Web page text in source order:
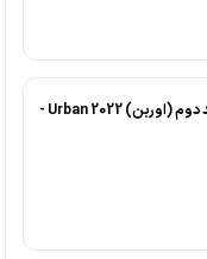
بازسازی عمودی جلد دوم (اوربن) Urban 2022 -